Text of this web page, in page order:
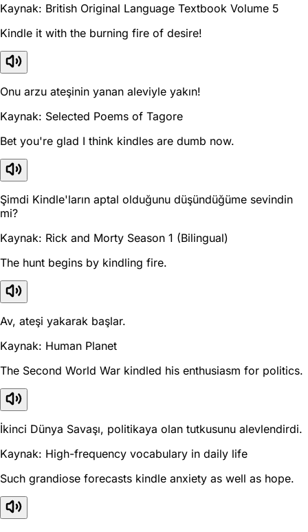
Kaynak: British Original Language Textbook Volume 5
Kindle it with the burning fire of desire!
Onu arzu ateşinin yanan aleviyle yakın!
Kaynak: Selected Poems of Tagore
Bet you're glad I think kindles are dumb now.
Şimdi Kindle'ların aptal olduğunu düşündüğüme sevindin
mi?
Kaynak: Rick and Morty Season 1 (Bilingual)
The hunt begins by kindling fire.
Av, ateşi yakarak başlar.
Kaynak: Human Planet
The Second World War kindled his enthusiasm for politics.
İkinci Dünya Savaşı, politikaya olan tutkusunu alevlendirdi.
Kaynak: High-frequency vocabulary in daily life
Such grandiose forecasts kindle anxiety as well as hope.